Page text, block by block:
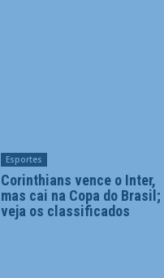
Esportes
Corinthians vence o Inter,
mas cai na Copa do Brasil;
veja os classificados